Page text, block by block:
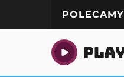
POLECAMY